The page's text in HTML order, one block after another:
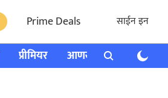
Prime Deals साईन इन
प्रीमियर आणखी राशी भविष्य